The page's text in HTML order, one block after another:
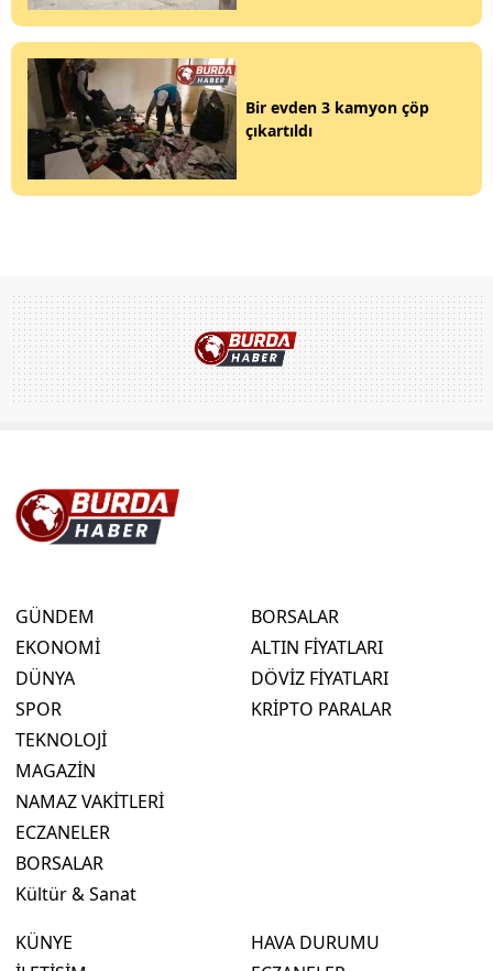
Bir evden 3 kamyon çöp
çıkartıldı
GÜNDEM
EKONOMİ
DÜNYA
SPOR
TEKNOLOJİ
MAGAZİN
NAMAZ VAKİTLERİ
ECZANELER
BORSALAR
Kültür & Sanat
BORSALAR
ALTIN FİYATLARI
DÖVİZ FİYATLARI
KRİPTO PARALAR
KÜNYE
HAVA DURUMU